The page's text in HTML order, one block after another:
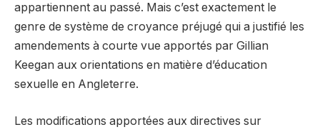
appartiennent au passé. Mais c’est exactement le
genre de système de croyance préjugé qui a justifié les
amendements à courte vue apportés par Gillian
Keegan aux orientations en matière d’éducation
sexuelle en Angleterre.
Les modifications apportées aux directives sur